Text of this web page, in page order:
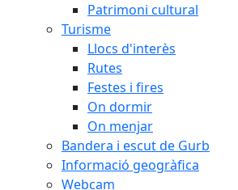
Patrimoni cultural
Turisme
Llocs d'interès
Rutes
Festes i fires
On dormir
On menjar
Bandera i escut de Gurb
Informació geogràfica
Webcam